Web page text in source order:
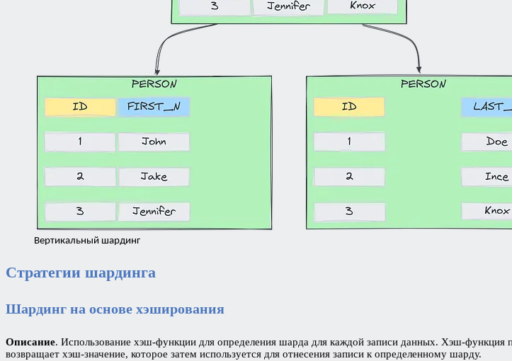
Вертикальный шардинг
Стратегии шардинга
Шардинг на основе хэширования
Описание. Использование хэш-функции для определения шарда для каждой записи данных. Хэш-
возвращает хэш-значение, которое затем используется для отнесения записи к определенному шарду.